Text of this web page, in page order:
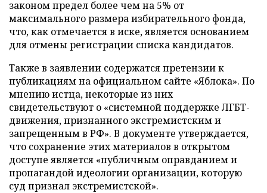
законом предел более чем на 5% от
максимального размера избирательного фонда,
что, как отмечается в иске, является основанием
для отмены регистрации списка кандидатов.
Также в заявлении содержатся претензии к
публикациям на официальном сайте «Яблока». По
мнению истца, некоторые из них
свидетельствуют о «системной поддержке ЛГБТ-
движения, признанного экстремистским и
запрещенным в РФ». В документе утверждается,
что сохранение этих материалов в открытом
доступе является «публичным оправданием и
пропагандой идеологии организации, которую
суд признал экстремистской».